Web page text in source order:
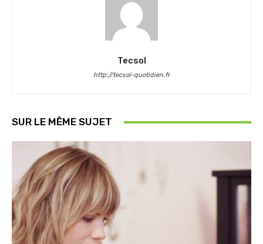
Tecsol
http://tecsol-quotidien.fr
SUR LE MÊME SUJET